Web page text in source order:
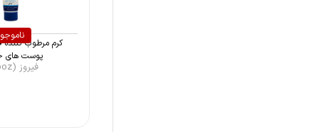
کرم مرطوب کننده
پوست های
فیروز (Firooz)